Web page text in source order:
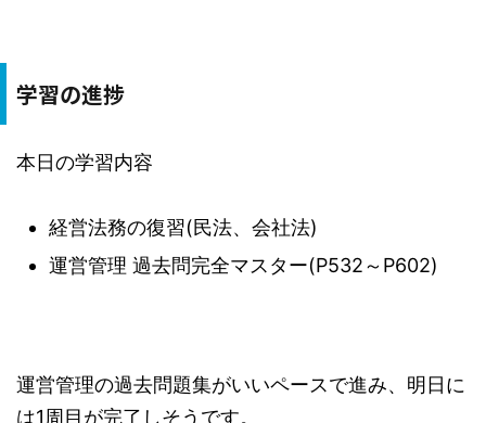
学習の進捗
本日の学習内容
経営法務の復習(民法、会社法)
運営管理 過去問完全マスター(P532～P602)
運営管理の過去問題集がいいペースで進み、明日に
は1周目が完了しそうです。